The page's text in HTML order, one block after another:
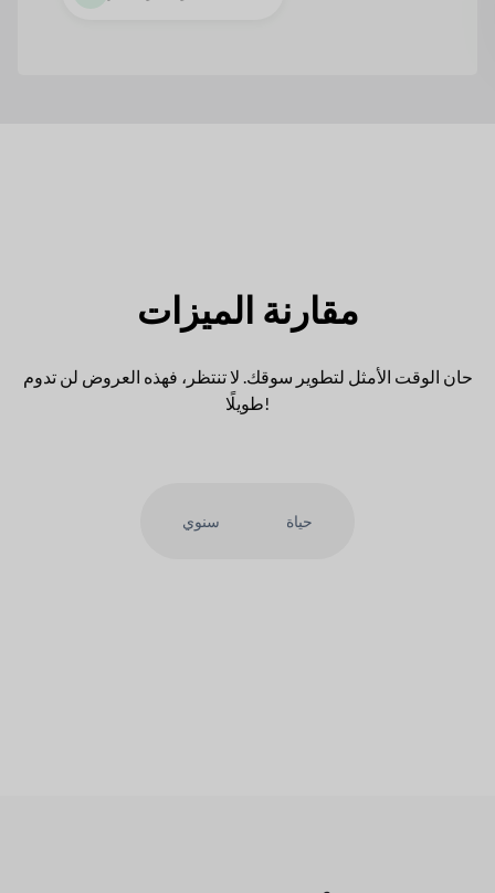
مقارنة الميزات
حان الوقت الأمثل لتطوير سوقك. لا تنتظر، فهذه العروض لن تدوم
طويلًا!
سنوي حياة